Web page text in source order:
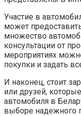
Участие в
может
множество
консультации от
мероприятиях
покупки и задать
И наконец, стоит
или друзей,
автомобиля в
выборе надежного